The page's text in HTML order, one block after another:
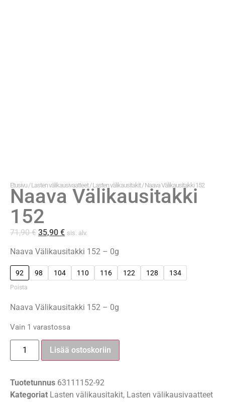
Etusivu /Lasten välikausivaatteet/Lasten välikausitakit/ Naava Välikausitakki 152
Naava Välikausitakki
152
71,90€ 35,90 € sis. alv.
Naava Välikausitakki 152 – 0g
92 98 104 110 116 122 128 134
Poista
Naava Välikausitakki 152 – 0g
Vain 1 varastossa
Lisää ostoskoriin
Tuotetunnus 63111152-92
Kategoriat Lasten välikausitakit, Lasten välikausivaatteet